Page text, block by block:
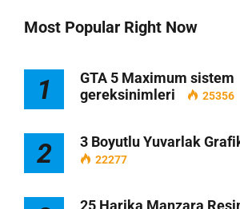
Most Popular Right Now
1
GTA 5 Maximum sistem
gereksinimleri
25356
2 3 Boyutlu Yuvarlak
22277
25 Harika Manzara